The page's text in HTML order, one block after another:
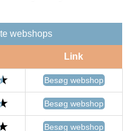
webshops
Link
Besøg webshop
Besøg webshop
Besøg webshop